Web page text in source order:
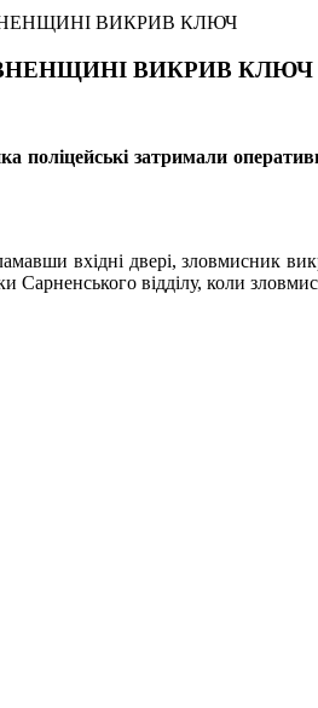
ВИКРИВ КЛЮЧ
ВИКРИВ КЛЮЧ
затримали
вхідні двері, зловмисник
Сарненського відділу, коли